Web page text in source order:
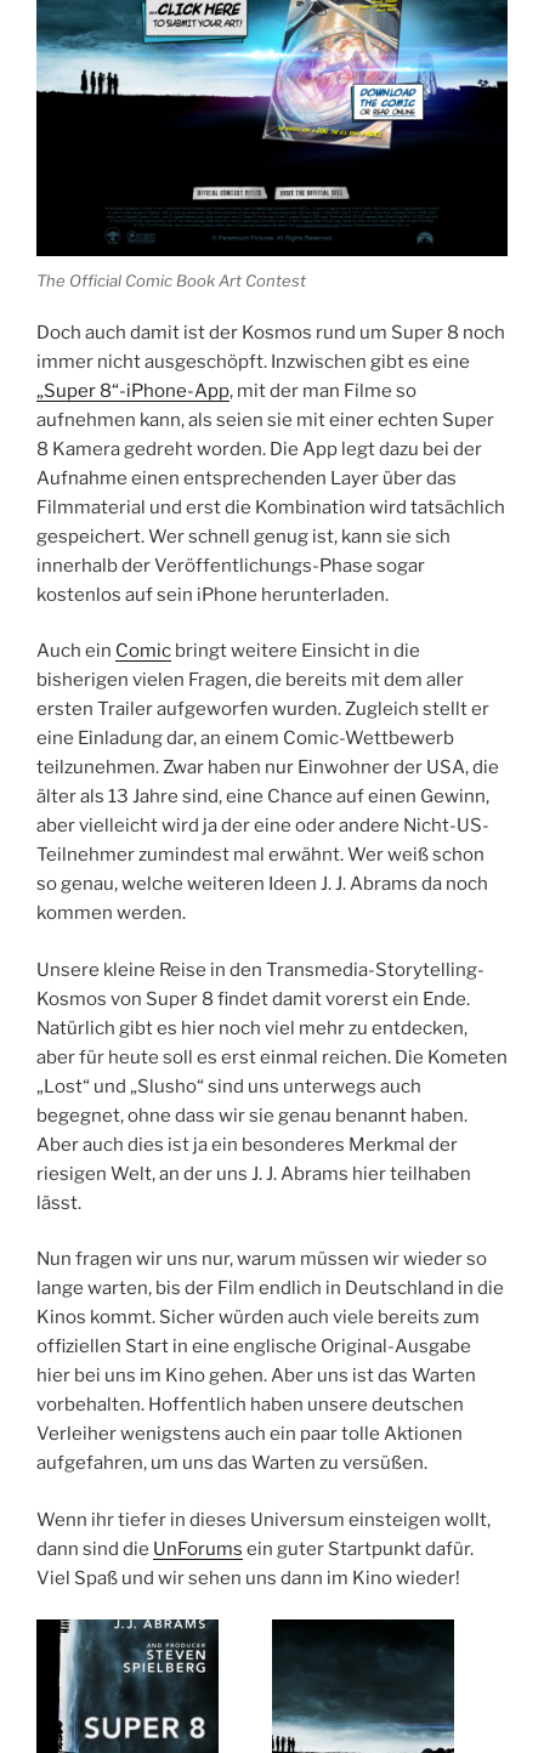
The Official Comic Book Art Contest
Doch auch damit ist der Kosmos rund um Super 8 noch
immer nicht ausgeschöpft. Inzwischen gibt es eine
„Super 8“-iPhone-App, mit der man Filme so
aufnehmen kann, als seien sie mit einer echten Super
8 Kamera gedreht worden. Die App legt dazu bei der
Aufnahme einen entsprechenden Layer über das
Filmmaterial und erst die Kombination wird tatsächlich
gespeichert. Wer schnell genug ist, kann sie sich
innerhalb der Veröffentlichungs-Phase sogar
kostenlos auf sein iPhone herunterladen.
Auch ein Comic bringt weitere Einsicht in die
bisherigen vielen Fragen, die bereits mit dem aller
ersten Trailer aufgeworfen wurden. Zugleich stellt er
eine Einladung dar, an einem Comic-Wettbewerb
teilzunehmen. Zwar haben nur Einwohner der USA, die
älter als 13 Jahre sind, eine Chance auf einen Gewinn,
aber vielleicht wird ja der eine oder andere Nicht-US-
Teilnehmer zumindest mal erwähnt. Wer weiß schon
so genau, welche weiteren Ideen J. J. Abrams da noch
kommen werden.
Unsere kleine Reise in den Transmedia-Storytelling-
Kosmos von Super 8 findet damit vorerst ein Ende.
Natürlich gibt es hier noch viel mehr zu entdecken,
aber für heute soll es erst einmal reichen. Die Kometen
„Lost“ und „Slusho“ sind uns unterwegs auch
begegnet, ohne dass wir sie genau benannt haben.
Aber auch dies ist ja ein besonderes Merkmal der
riesigen Welt, an der uns J. J. Abrams hier teilhaben
lässt.
Nun fragen wir uns nur, warum müssen wir wieder so
lange warten, bis der Film endlich in Deutschland in die
Kinos kommt. Sicher würden auch viele bereits zum
offiziellen Start in eine englische Original-Ausgabe
hier bei uns im Kino gehen. Aber uns ist das Warten
vorbehalten. Hoffentlich haben unsere deutschen
Verleiher wenigstens auch ein paar tolle Aktionen
aufgefahren, um uns das Warten zu versüßen.
Wenn ihr tiefer in dieses Universum einsteigen wollt,
dann sind die UnForums ein guter Startpunkt dafür.
Viel Spaß und wir sehen uns dann im Kino wieder!